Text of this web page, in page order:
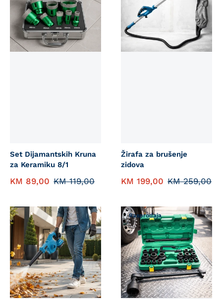
Set Dijamantskih Kruna
za Keramiku 8/1
KM 89,00 KM119,00
Žirafa za brušenje
zidova
KM 199,00 KM259,00
Rasprodaja